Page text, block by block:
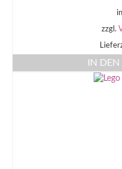
zzgl.
IN